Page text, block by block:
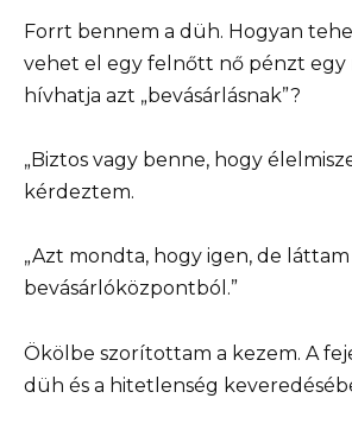
Forrt bennem a düh. Hogyan
vehet el egy felnőtt nő pénzt egy
hívhatja azt „bevásárlásnak”?
„Biztos vagy benne, hogy
kérdeztem.
„Azt mondta, hogy igen, de láttam
bevásárlóközpontból.”
Ökölbe szorítottam a kezem. A
düh és a hitetlenség